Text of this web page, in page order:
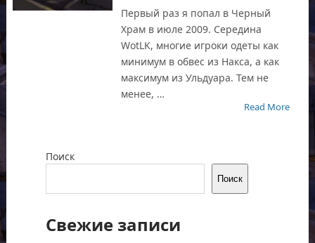
Первый раз я попал в Черный
Храм в июле 2009. Середина
WotLK, многие игроки одеты как
минимум в обвес из Накса, а как
максимум из Ульдуара. Тем не
менее, …
Read More
Поиск
Поиск
Свежие записи